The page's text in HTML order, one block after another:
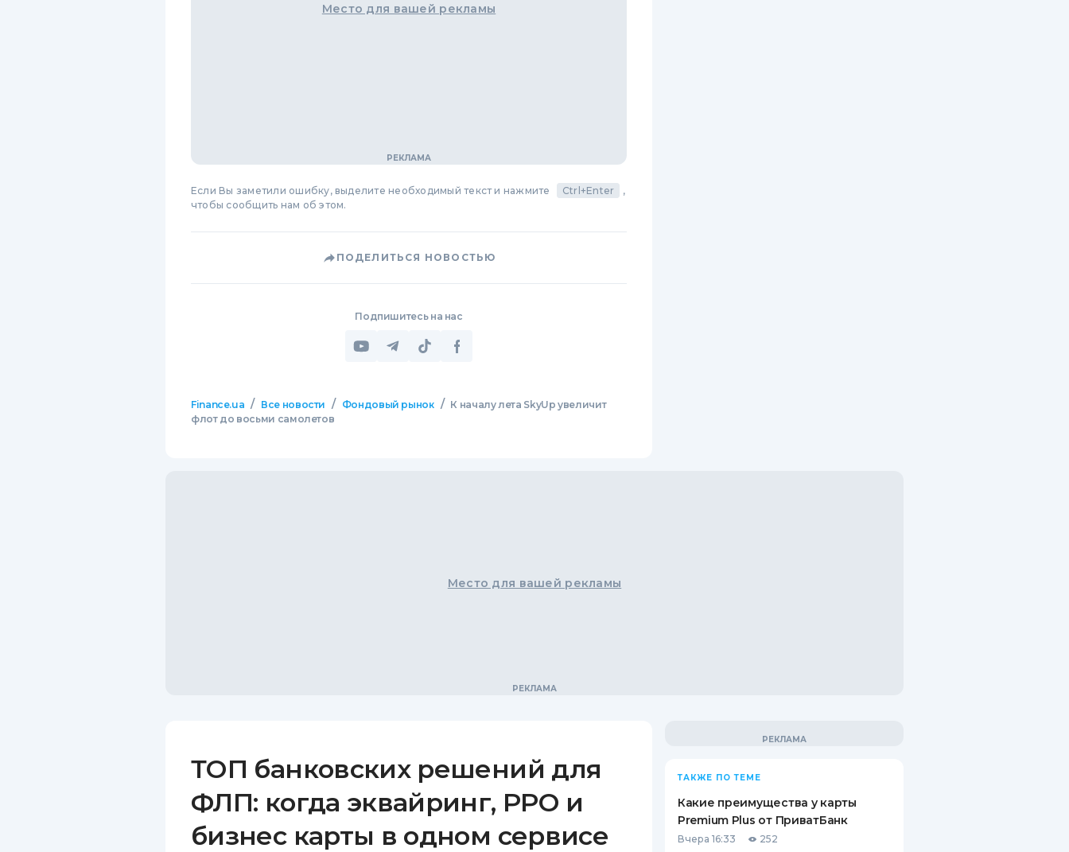
Место для вашей рекламы
Если Вы заметили ошибку, выделите необходимый текст и нажмите Ctrl+Enter
,
чтобы сообщить нам об этом.
ПОДЕЛИТЬСЯ НОВОСТЬЮ
Подпишитесь на нас
Finance.ua / Все новости / Фондовый рынок / К началу лета SkyUp увеличит
флот до восьми самолетов
Место для вашей рекламы
ТОП банковских решений для
ФЛП: когда эквайринг, РРО и
бизнес карты в одном сервисе
ТАКЖЕ ПО ТЕМЕ
Какие преимущества у карты
Premium Plus от ПриватБанк
Вчера 16:33 252